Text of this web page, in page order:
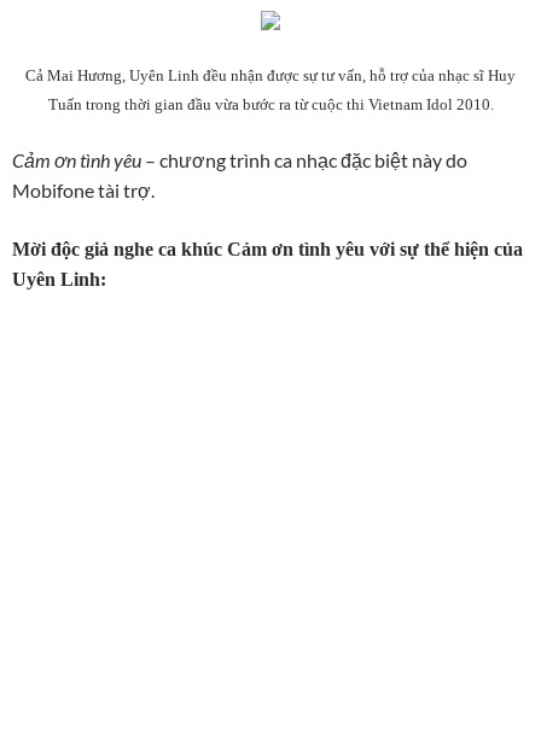
Cả Mai Hương, Uyên Linh đều nhận được sự tư vấn, hỗ trợ của nhạc sĩ Huy
Tuấn trong thời gian đầu vừa bước ra từ cuộc thi Vietnam Idol 2010.
Cảm ơn tình yêu – chương trình ca nhạc đặc biệt này do
Mobifone tài trợ.
Mời độc giả nghe ca khúc Cảm ơn tình yêu với sự thể hiện của
Uyên Linh: